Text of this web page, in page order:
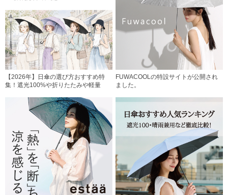
【2026年】日傘の選び方おすすめ特
集！遮光100%や折りたたみや軽量
FUWACOOLの特設サイトが公開され
ました。